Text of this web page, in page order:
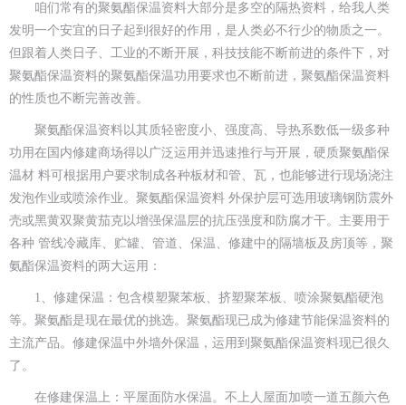
咱们常有的聚氨酯保温资料大部分是多空的隔热资料，给我人类
发明一个安宜的日子起到很好的作用，是人类必不行少的物质之一。
但跟着人类日子、工业的不断开展，科技技能不断前进的条件下，对
聚氨酯保温资料的聚氨酯保温功用要求也不断前进，聚氨酯保温资料
的性质也不断完善改善。
聚氨酯保温资料以其质轻密度小、强度高、导热系数低一级多种
功用在国内修建商场得以广泛运用并迅速推行与开展，硬质聚氨酯保
温材 料可根据用户要求制成各种板材和管、瓦，也能够进行现场浇注
发泡作业或喷涂作业。聚氨酯保温资料 外保护层可选用玻璃钢防震外
壳或黑黄双聚黄茄克以增强保温层的抗压强度和防腐才干。主要用于
各种 管线冷藏库、贮罐、管道、保温、修建中的隔墙板及房顶等，聚
氨酯保温资料的两大运用：
1、修建保温：包含模塑聚苯板、挤塑聚苯板、喷涂聚氨酯硬泡
等。聚氨酯是现在最优的挑选。聚氨酯现已成为修建节能保温资料的
主流产品。修建保温中外墙外保温，运用到聚氨酯保温资料现已很久
了。
在修建保温上：平屋面防水保温。不上人屋面加喷一道五颜六色